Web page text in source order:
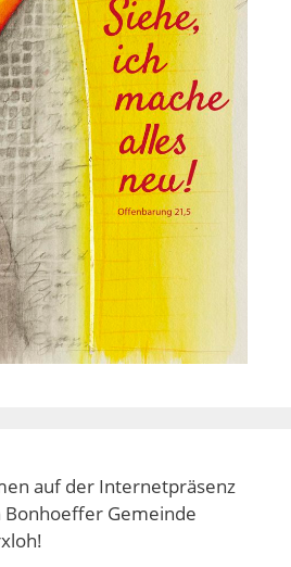
auf der Internetpräsenz
Bonhoeffer Gemeinde